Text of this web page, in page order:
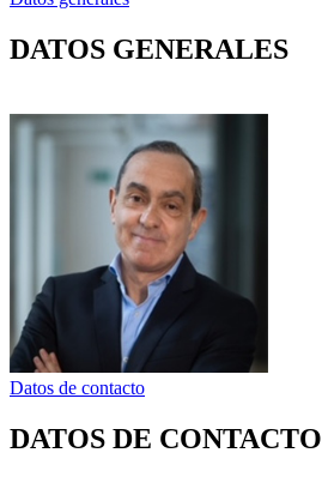
DATOS GENERALES
Datos de contacto
DATOS DE CONTACTO